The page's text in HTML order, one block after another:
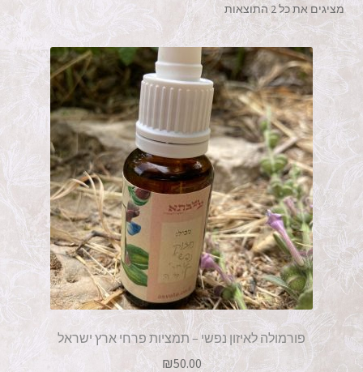
אודותינו
תמציות לחיזוק והזנה
שיקום העור
מוצרי טיפוח וקוסמטיקה
יוד טבעי ומוצריו
פורמולות סיניות קלאסיות
ספרי נביעה
צרו קשר
מציגים את כל ⁦2⁩ התוצאות
פורמולה לאיזון נפשי – תמציות פרחי ארץ ישראל
₪50.00